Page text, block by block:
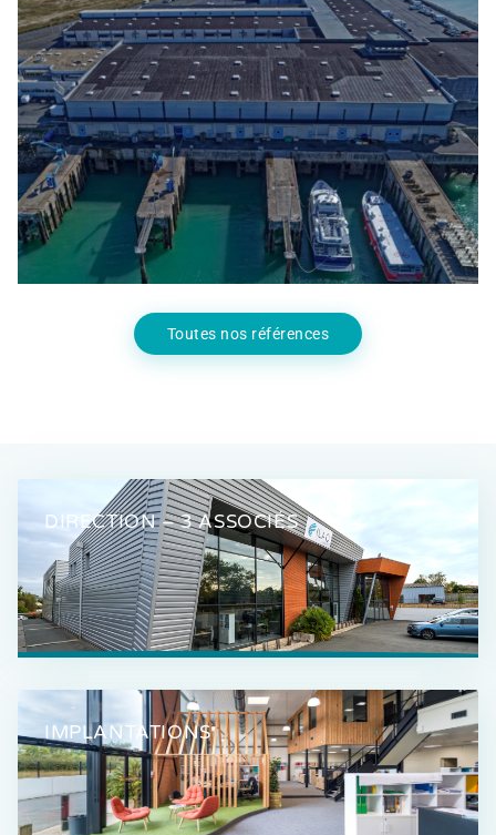
RÉHABILITATION BÂTIMENT HALLE À
MARÉE (CRIÉE) – PORT DE PÊCHE CHEF
DE BAIE
Agro Alimentaire,Energies
Toutes nos références
DIRECTION – 3 ASSOCIÉS
IMPLANTATIONS